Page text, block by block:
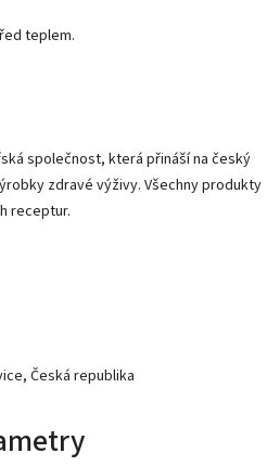
teplem.
společnost, která přináší na český
zdravé výživy. Všechny produkty
receptur.
Česká republika